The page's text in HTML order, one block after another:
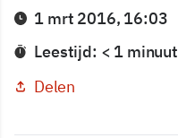
1 mrt 2016, 16:03
Leestijd: < 1 minuut
Delen